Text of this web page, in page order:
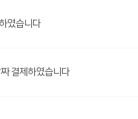
였습니다
결제하였습니다